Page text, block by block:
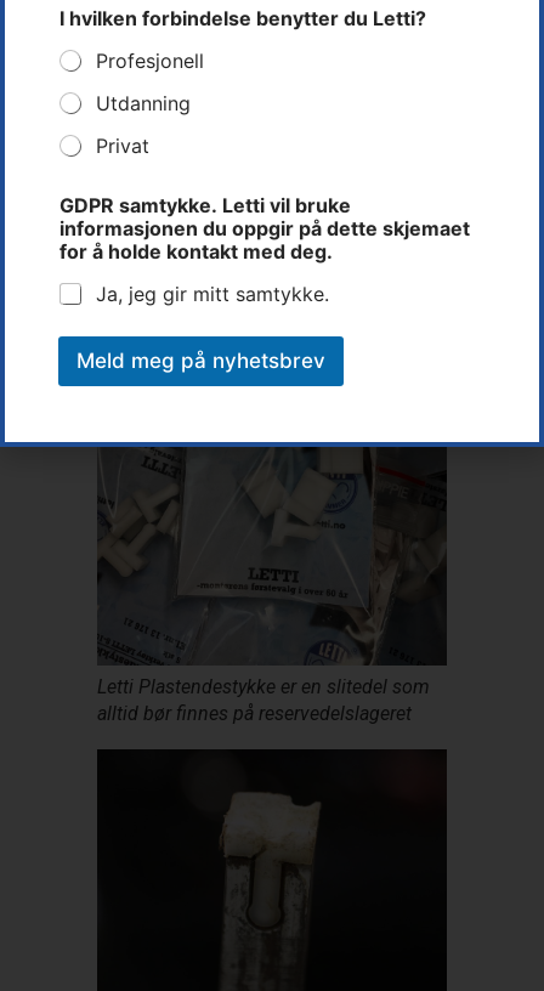
Bytt plastendestykket regelmessig: Et slitt endestykke kan svekke
slagkraften og presisjonen, noe som kan føre til dårligere feste. Sørg
Letti Plastendestykke er en slitedel som
alltid bør finnes på reservedelslageret
a
s
j
o
n
n
p
p
g
i
r
I
I hvilken forbindelse benytter du Letti?
Profesjonell
Utdanning
Privat
GDPR samtykke. Letti vil bruke
informasjonen du oppgir på dette skjemaet
for å holde kontakt med deg.
Ja, jeg gir mitt samtykke.
Meld meg på nyhetsbrev